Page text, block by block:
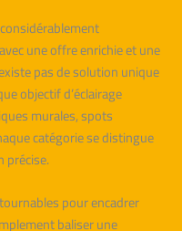
considérablement
une offre enrichie et une
pas de solution unique
objectif d’éclairage
murales, spots
catégorie se distingue
précise.
pour encadrer
baliser une